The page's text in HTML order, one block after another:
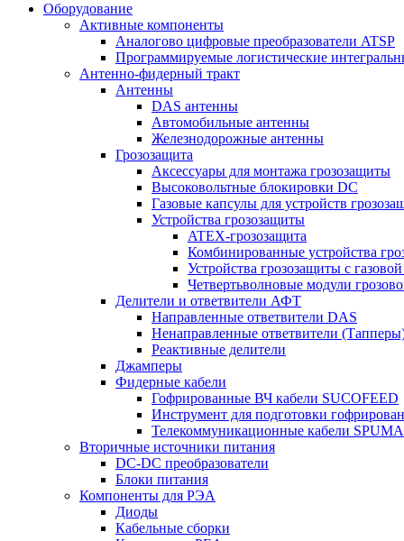
Оборудование
Активные компоненты
Аналогово цифровые преобразователи ATSP
Программируемые логистические
Антенно-фидерный тракт
Антенны
DAS антенны
Автомобильные антенны
Железнодорожные антенны
Грозозащита
Аксессуары для монтажа грозозащиты
Высоковольтные блокировки DC
Газовые капсулы для устройств
Устройства грозозащиты
ATEX-грозозащита
Комбинированные устройства
Устройства грозозащиты с
Четвертьволновые модули
Делители и ответвители АФТ
Направленные ответвители DAS
Ненаправленные ответвители
Реактивные делители
Джамперы
Фидерные кабели
Гофрированные ВЧ кабели SUCOFEED
Инструмент для подготовки
Телекоммуникационные кабели SPUMA
Вторичные источники питания
DC-DC преобразователи
Блоки питания
Компоненты для РЭА
Диоды
Кабельные сборки